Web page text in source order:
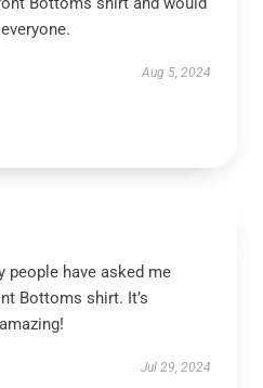
Aug 5, 2024
people have asked me
Bottoms shirt. It’s
Jul 29, 2024